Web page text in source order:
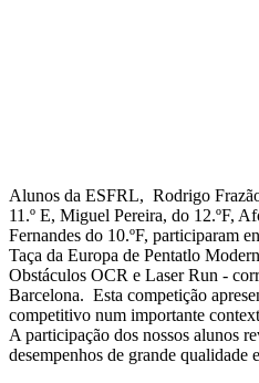
Alunos da ESFRL, Rodrigo
11.º E, Miguel Pereira, do 12.ºF,
Fernandes do 10.ºF, participaram
Taça da Europa de Pentatlo
Obstáculos OCR e Laser Run -
Barcelona. Esta competição
competitivo num importante
A participação dos nossos alunos
desempenhos de grande qualidade